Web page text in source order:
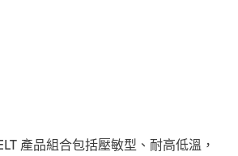
產品組合包括壓敏型、耐高低溫，